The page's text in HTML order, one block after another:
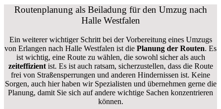
Routenplanung als Beiladung für den Umzug nach
Halle Westfalen
Ein weiterer wichtiger Schritt bei der Vorbereitung eines Umzugs
von Erlangen nach Halle Westfalen ist die Planung der Routen. Es
ist wichtig, eine Route zu wählen, die sowohl sicher als auch
zeiteffizientist. Es ist auch ratsam, sicherzustellen, dass die Route
frei von Straßensperrungen und anderen Hindernissen ist. Keine
Sorgen, auch hier haben wir Spezialisten und übernehmen gerne die
Planung, damit Sie sich auf andere wichtige Sachen konzentrieren
können.